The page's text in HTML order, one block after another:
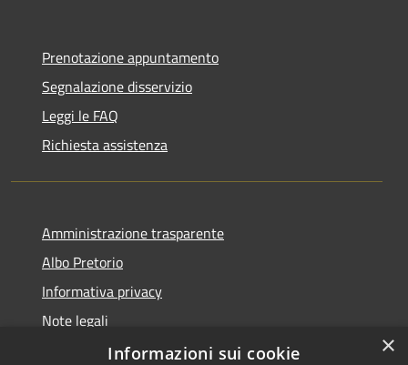
Prenotazione appuntamento
Segnalazione disservizio
Leggi le FAQ
Richiesta assistenza
Amministrazione trasparente
Albo Pretorio
Informativa privacy
Note legali
Dichiarazione di accessibilità
×
Informazioni sui cookie